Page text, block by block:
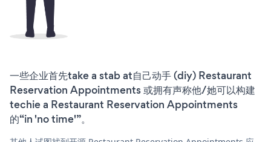
一些企业首先take a stab at自己动手 (diy) Restaurant
Reservation Appointments 或拥有声称他/她可以构建
techie a Restaurant Reservation Appointments
的“in 'no time'”。